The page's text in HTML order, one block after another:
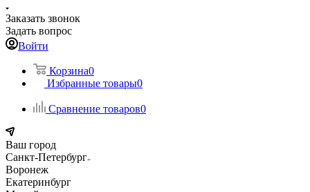
Заказать звонок
Задать вопрос
Войти
Корзина0
Избранные товары0
Сравнение товаров0
Ваш город
Санкт-Петербург
Воронеж
Екатеринбург